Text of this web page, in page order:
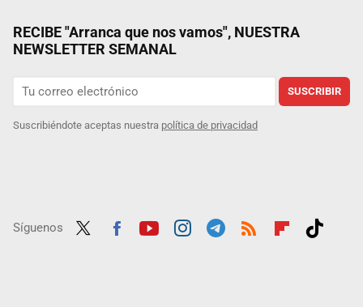
RECIBE "Arranca que nos vamos", NUESTRA
NEWSLETTER SEMANAL
SUSCRIBIR
Suscribiéndote aceptas nuestra política de privacidad
Síguenos